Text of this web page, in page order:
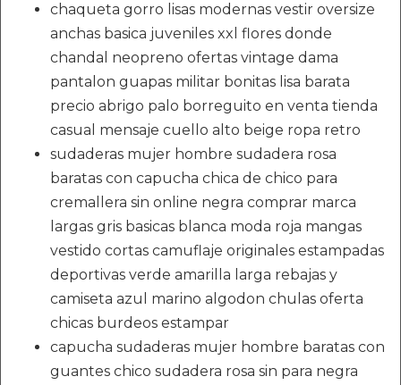
chaqueta gorro lisas modernas vestir oversize
anchas basica juveniles xxl flores donde
chandal neopreno ofertas vintage dama
pantalon guapas militar bonitas lisa barata
precio abrigo palo borreguito en venta tienda
casual mensaje cuello alto beige ropa retro
sudaderas mujer hombre sudadera rosa
baratas con capucha chica de chico para
cremallera sin online negra comprar marca
largas gris basicas blanca moda roja mangas
vestido cortas camuflaje originales estampadas
deportivas verde amarilla larga rebajas y
camiseta azul marino algodon chulas oferta
chicas burdeos estampar
capucha sudaderas mujer hombre baratas con
guantes chico sudadera rosa sin para negra